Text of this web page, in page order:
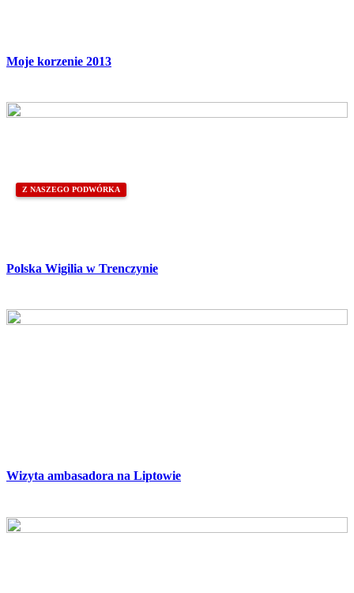
Moje korzenie 2013
Z NASZEGO PODWÓRKA
Polska Wigilia w Trenczynie
Wizyta ambasadora na Liptowie